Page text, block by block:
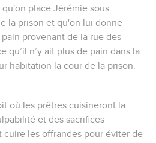
qu'on place Jérémie sous
la prison et qu'on lui donne
provenant de la rue des
qu’il n’y ait plus de pain dans la
habitation la cour de la prison.
où les prêtres cuisineront la
et des sacrifices
cuire les offrandes pour éviter de